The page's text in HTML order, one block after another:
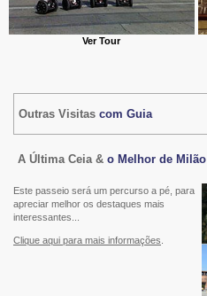
Ver Tour
Outras Visitas com Guia
A Última Ceia & o Melhor de Milão
Este passeio será um percurso a pé, para
apreciar melhor os destaques mais
interessantes...
Clique aqui para mais informações